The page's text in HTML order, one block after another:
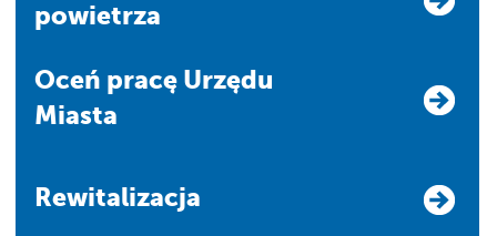
powietrza
Oceń pracę Urzędu
Miasta
Rewitalizacja